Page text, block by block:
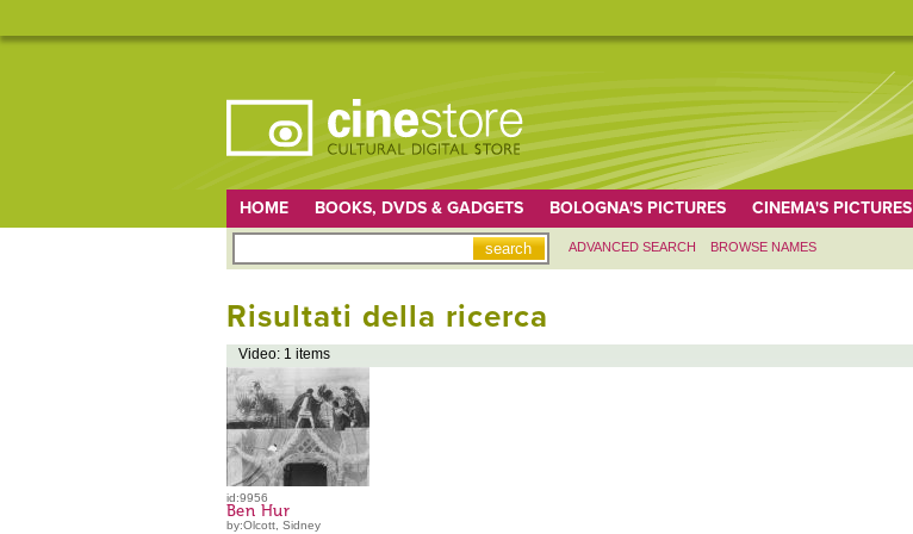
HOME BOOKS, DVDS & GADGETS BOLOGNA'S PICTURES CINEMA'S PICTURES
ADVANCED SEARCH BROWSE NAMES
Risultati della ricerca
Video: 1 items
id:9956
Ben Hur
by:Olcott, Sidney